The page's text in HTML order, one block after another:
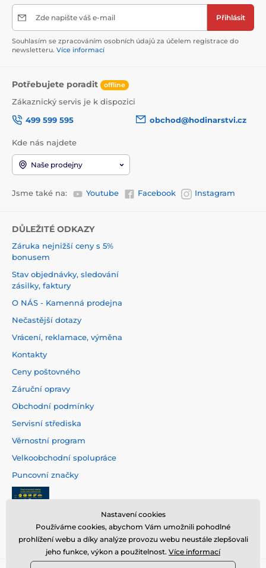
Zde napište váš e-mail Přihlásit
Souhlasím se zpracováním osobních údajů za účelem registrace do
newsletteru. Více informací
Potřebujete poradit offline
Zákaznický servis je k dispozici
499 599 595
obchod@hodinarstvi.cz
Kde nás najdete
Naše prodejny
Jsme také na: Youtube Facebook Instagram
DŮLEŽITÉ ODKAZY
Záruka nejnižší ceny s 5%
bonusem
Stav objednávky, sledování
zásilky, faktury
O NÁS - Kamenná prodejna
Nečastější dotazy
Vrácení, reklamace, výměna
Kontakty
Ceny poštovného
Záruční opravy
Obchodní podmínky
Servisní střediska
Věrnostní program
Velkoobchodní spolupráce
Puncovní značky
Nastavení cookies
Používáme cookies, abychom Vám umožnili pohodlné
prohlížení webu a díky analýze provozu webu neustále zlepšovali
jeho funkce, výkon a použitelnost. Více informací